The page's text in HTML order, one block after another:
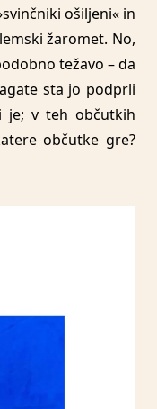
ošiljeni« in
žaromet. No,
težavo – da
sta jo podprli
je; v teh občutkih
občutke gre?